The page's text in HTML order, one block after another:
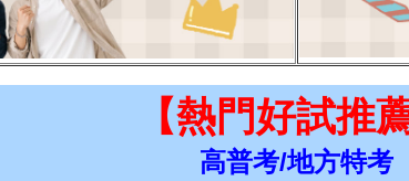
【熱門好試推
高普考/地方特考